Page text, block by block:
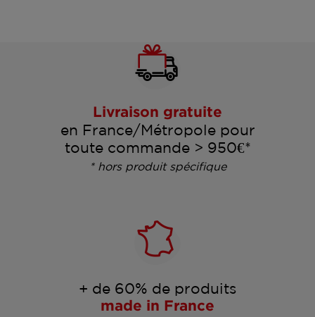
Livraison gratuite
en France/Métropole pour
toute commande > 950€*
* hors produit spécifique
+ de 60% de produits
made in France